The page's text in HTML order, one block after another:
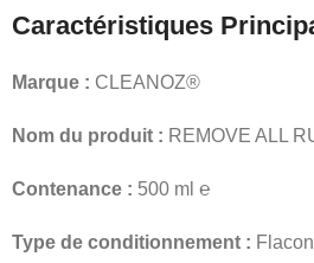
Caractéristiques
Marque : CLEANOZ®
Nom du produit : REMOVE ALL
Contenance : 500 ml ℮
Type de conditionnement :